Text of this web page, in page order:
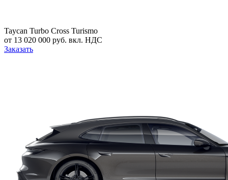
Taycan Turbo Cross Turismo
от 13 020 000 руб. вкл. НДС
Заказать